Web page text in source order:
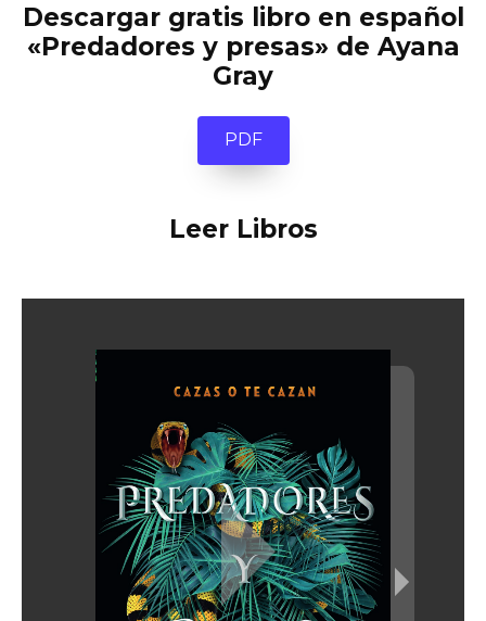
Descargar gratis libro en español
«Predadores y presas» de Ayana
Gray
PDF
Leer Libros